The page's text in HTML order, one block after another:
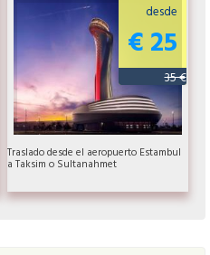
desde
€ 25
35 €
Traslado desde el aeropuerto Estambul
a Taksim o Sultanahmet